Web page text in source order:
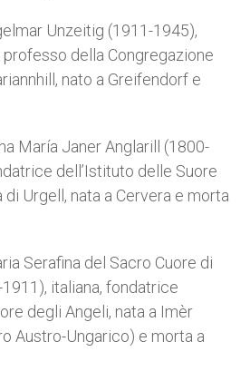
Unzeitig (1911-1945),
della Congregazione
nato a Greifendorf e
María Janer Anglarill (1800-
dell’Istituto delle Suore
Urgell, nata a Cervera e morta
Serafina del Sacro Cuore di
italiana, fondatrice
degli Angeli, nata a Imèr
Austro-Ungarico) e morta a